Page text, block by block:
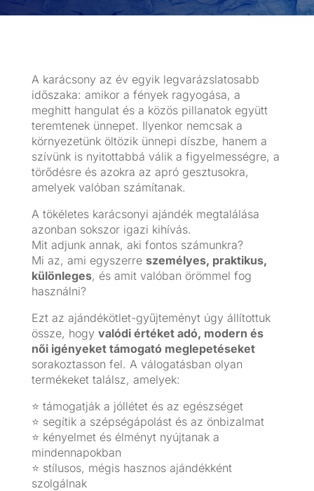
A karácsony az év egyik legvarázslatosabb
időszaka: amikor a fények ragyogása, a
meghitt hangulat és a közös pillanatok együtt
teremtenek ünnepet. Ilyenkor nemcsak a
környezetünk öltözik ünnepi díszbe, hanem a
szívünk is nyitottabbá válik a figyelmességre, a
törődésre és azokra az apró gesztusokra,
amelyek valóban számítanak.
A tökéletes karácsonyi ajándék megtalálása
azonban sokszor igazi kihívás.
Mit adjunk annak, aki fontos számunkra?
Mi az, ami egyszerre személyes, praktikus,
különleges, és amit valóban örömmel fog
használni?
Ezt az ajándékötlet-gyűjteményt úgy állítottuk
össze, hogy valódi értéket adó, modern és
női igényeket támogató meglepetéseket
sorakoztasson fel. A válogatásban olyan
termékeket találsz, amelyek:
⭐ támogatják a jóllétet és az egészséget
⭐ segítik a szépségápolást és az önbizalmat
⭐ kényelmet és élményt nyújtanak a
mindennapokban
⭐ stílusos, mégis hasznos ajándékként
szolgálnak